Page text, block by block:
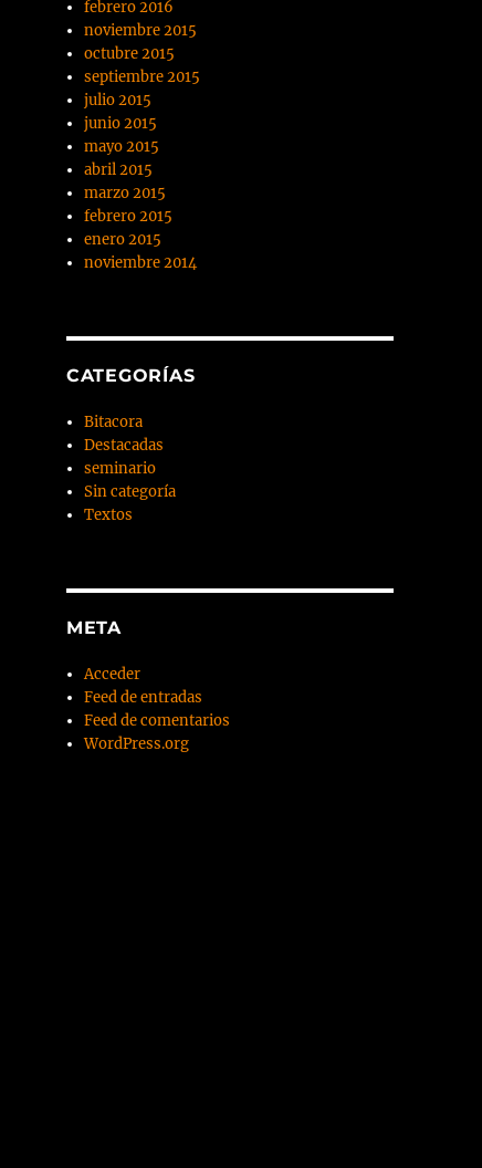
febrero 2016
noviembre 2015
octubre 2015
septiembre 2015
julio 2015
junio 2015
mayo 2015
abril 2015
marzo 2015
febrero 2015
enero 2015
noviembre 2014
CATEGORÍAS
Bitacora
Destacadas
seminario
Sin categoría
Textos
META
Acceder
Feed de entradas
Feed de comentarios
WordPress.org